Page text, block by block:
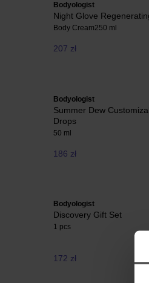
Bodyologist
Night Glove
Body Cream250 ml
207 zł
Bodyologist
Summer Dew
Drops
50 ml
186 zł
Bodyologist
Discovery Gift Set
1 pcs
172 zł